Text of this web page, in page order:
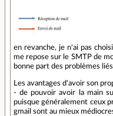
en revanche, je n'ai pas
me repose sur le SMTP de
bonne part des problèmes
Les avantages d'avoir son
- de pouvoir avoir la main
puisque généralement ceux
gmail sont au mieux